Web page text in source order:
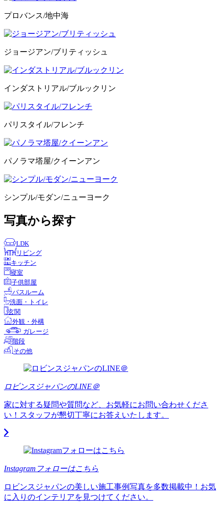
プロバンス/地中海
ジョージアン/ブリティッシュ
インダストリアル/ブルックリン
パリスタイル/フレンチ
パノラマ塔屋/クイーンアン
シンプル/モダン/ニューヨーク
写真から探す
LDK
リビング
キッチン
寝室
子供部屋
バスルーム
洗面・トイレ
玄関
外観・外構
ガレージ
階段
その他
ロビンスジャパンのLINE＠
家に対する疑問や質問など、お気軽にお問い合わせくださ
い！スタッフが懇切丁寧にお答えいたします。
Instagramフォローはこちら
ロビンスジャパンの美しい施工事例写真を多数掲載中！お気
に入りのインテリアを見つけてください。